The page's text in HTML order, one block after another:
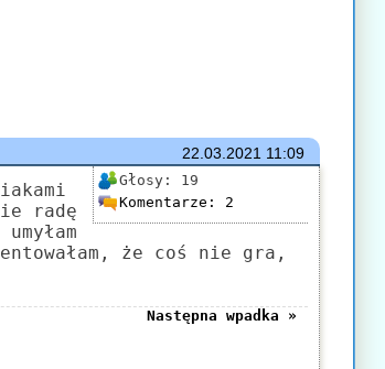
22.03.2021 11:09
Głosy: 19
Komentarze: 2
radę
że coś nie gra,
Następna wpadka »